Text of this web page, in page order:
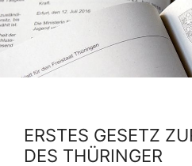
ERSTES GESETZ
DES THÜRINGER